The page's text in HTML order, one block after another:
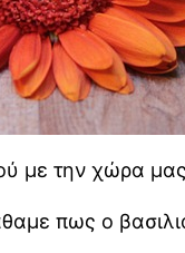
με την χώρα
πως ο